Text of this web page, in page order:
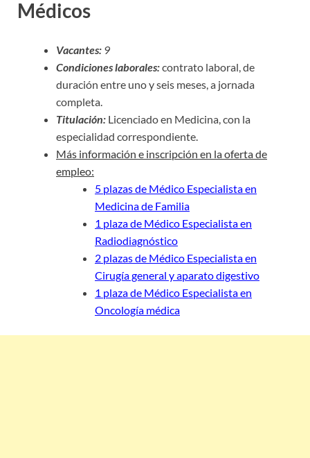
Médicos
Vacantes: 9
Condiciones laborales:contrato laboral, de
duración entre uno y seis meses, a jornada
completa.
Titulación: Licenciado en Medicina, con la
especialidad correspondiente.
Más información e inscripción en la oferta de
empleo:
5 plazas de Médico Especialista en
Medicina de Familia
1 plaza de Médico Especialista en
Radiodiagnóstico
2 plazas de Médico Especialista en
Cirugía general y aparato digestivo
1 plaza de Médico Especialista en
Oncología médica